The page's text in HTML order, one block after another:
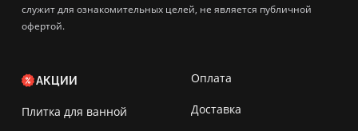
служит для ознакомительных целей, не является публичной
офертой.
АКЦИИ
Плитка для ванной
Оплата
Доставка